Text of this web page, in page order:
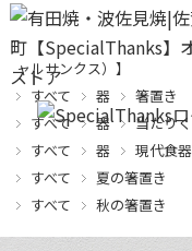
産直！有田焼、波佐見焼オ
ャルサンクス）】
すべて
器
箸置き
すべて
器
当たり
すべて
器
現代食器
すべて
夏の箸置き
すべて
秋の箸置き